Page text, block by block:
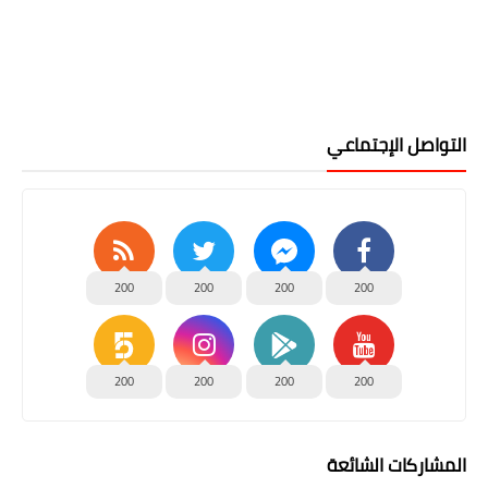
التواصل الإجتماعي
200
200
200
200
200
200
200
200
المشاركات الشائعة